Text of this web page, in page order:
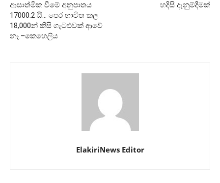
ආසාත්මික වීමේ අනුපාතය
17000:2 යි… පෙර භාවිත කල
18,000න් කිසි ගැටළුවක් ආවේ
නෑ.–කෙහෙලිය
හදිසි දැනුම්දීමක්
ElakiriNews Editor